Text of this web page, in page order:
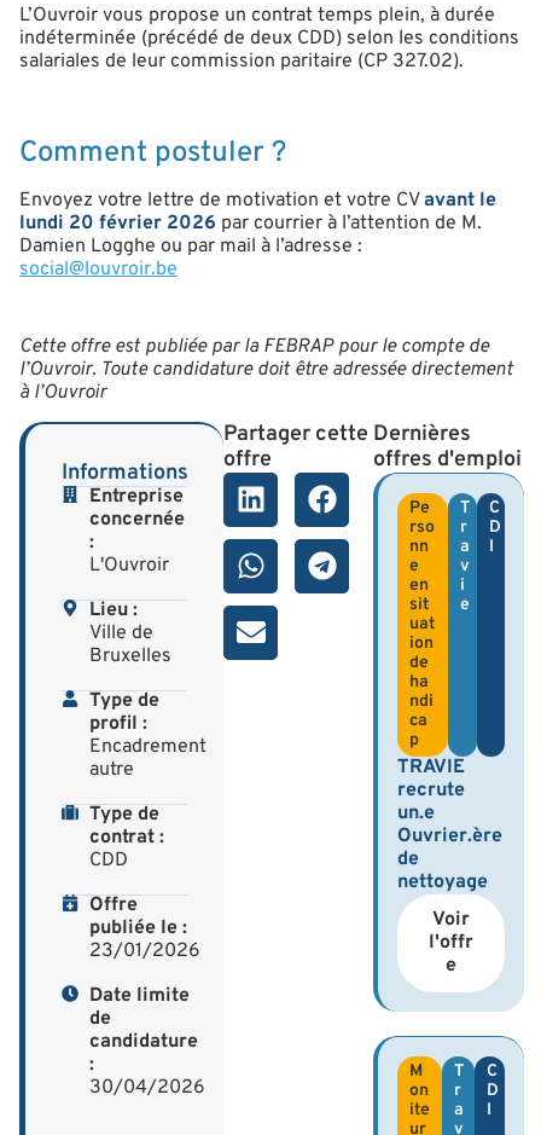
L’Ouvroir vous propose un contrat temps plein, à durée
indéterminée (précédé de deux CDD) selon les conditions
salariales de leur commission paritaire (CP 327.02).
Comment postuler ?
Envoyez votre lettre de motivation et votre CVavant le
lundi 20 février 2026 par courrier à l’attention de M.
Damien Logghe ou par mail à l’adresse :
social@louvroir.be
Cette offre est publiée par la FEBRAP pour le compte de
l’Ouvroir. Toute candidature doit être adressée directement
à l’Ouvroir
Informations
Entreprise
concernée
:
L'Ouvroir
Lieu :
Ville de
Bruxelles
Type de
profil :
Encadrement
autre
Type de
contrat :
CDD
Offre
publiée le :
23/01/2026
Date limite
de
candidature
:
30/04/2026
Partager cette
offre
Dernières
offres d'emploi
Pe
rso
nn
e
en
sit
uat
ion
de
ha
ndi
ca
p
T
r
a
v
i
e
C
D
I
TRAVIE
recrute
un.e
Ouvrier.ère
de
nettoyage
Voir
l'offr
e
M
on
ite
ur
T
r
a
v
C
D
I